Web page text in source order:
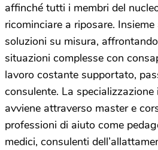
affinché tutti i membri del
ricominciare a riposare.
soluzioni su misura,
situazioni complesse con
lavoro costante supportato,
consulente. La
avviene attraverso master e
professioni di aiuto come
medici, consulenti